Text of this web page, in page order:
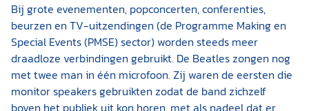
Bij grote evenementen, popconcerten, conferenties,
beurzen en TV-uitzendingen (de Programme Making en
Special Events (PMSE) sector) worden steeds meer
draadloze verbindingen gebruikt. De Beatles zongen nog
met twee man in één microfoon. Zij waren de eersten die
monitor speakers gebruikten zodat de band zichzelf
boven het publiek uit kon horen, met als nadeel dat er